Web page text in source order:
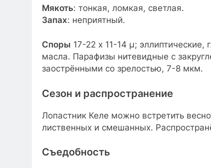
Мякоть: тонкая, ломкая, светлая.
Запах: неприятный.
Споры 17-22 x 11-14 μ; эллиптические,
масла. Парафизы нитевидные с
заострёнными со зрелостью, 7-8 мкм.
Сезон и распространение
Лопастник Келе можно встретить
лиственных и смешанных.
Съедобность